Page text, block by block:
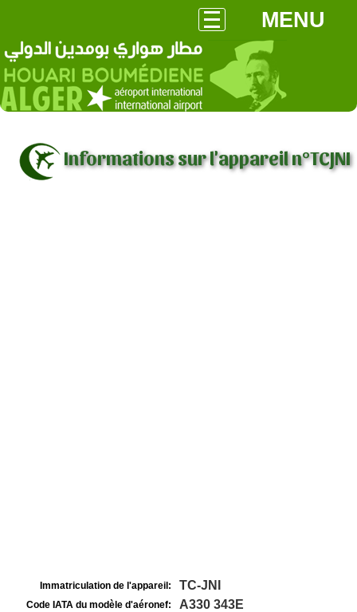
MENU
Informations sur l'appareil n°TCJNI
Immatriculation de l'appareil: TC-JNI
Code IATA du modèle d'aéronef: A330 343E